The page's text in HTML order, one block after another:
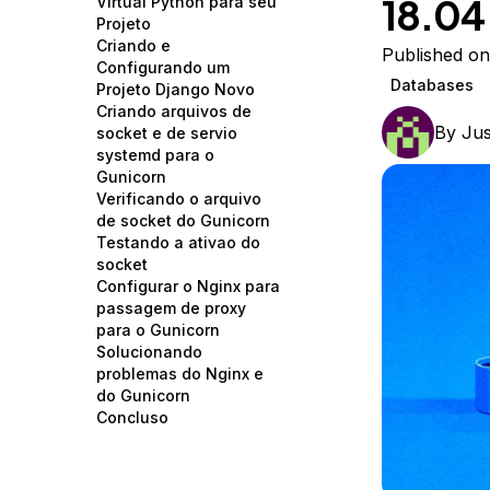
Storage
Browse all products
Startups and SMBs
Web and App Platforms
See all solutions
Projeto
Criando e
Configurando um
Projeto Django Novo
Criando arquivos de
socket e de servio
systemd para o
Gunicorn
Verificando o arquivo
de socket do Gunicorn
Testando a ativao do
socket
Configurar o Nginx para
passagem de proxy
para o Gunicorn
Solucionando
problemas do Nginx e
do Gunicorn
Concluso
18.04
Published
Databases
By